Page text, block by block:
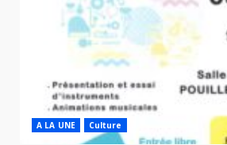
A LA UNE Culture